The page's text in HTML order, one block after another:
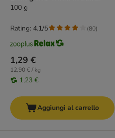
100 g
1,29 €
12,90 € / kg
1,23 €
Rating: 4.1/5 (80)
Aggiungi al carrello